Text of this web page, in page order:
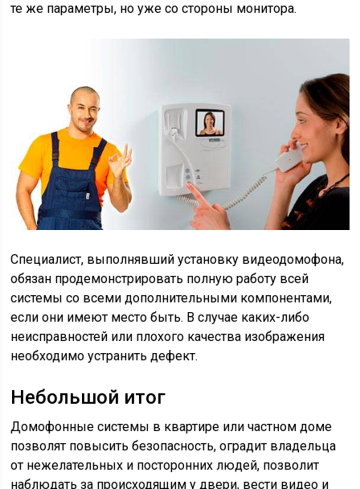
те же параметры, но уже со стороны монитора.
Специалист, выполнявший установку видеодомофона,
обязан продемонстрировать полную работу всей
системы со всеми дополнительными компонентами,
если они имеют место быть. В случае каких-либо
неисправностей или плохого качества изображения
необходимо устранить дефект.
Небольшой итог
Домофонные системы в квартире или частном доме
позволят повысить безопасность, оградит владельца
от нежелательных и посторонних людей, позволит
наблюдать за происходящим у двери, вести видео и